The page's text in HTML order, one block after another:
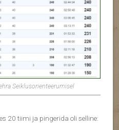
Seiklusorienteerumisel
20 tiimi ja pingerida oli selline: